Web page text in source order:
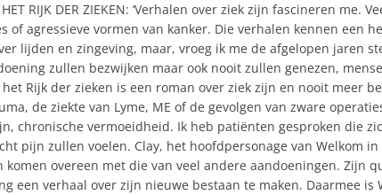
HET RIJK DER ZIEKEN: ‘Verhalen over ziek zijn fascineren
of agressieve vormen van kanker. Die verhalen kennen
lijden en zingeving, maar, vroeg ik me de afgelopen jaren
zullen bezwijken maar ook nooit zullen genezen,
Rijk der zieken is een roman over ziek zijn en nooit meer
de ziekte van Lyme, ME of de gevolgen van zware
chronische vermoeidheid. Ik heb patiënten gesproken die
pijn zullen voelen. Clay, het hoofdpersonage van Welkom
overeen met die van veel andere aandoeningen. Zijn
een verhaal over zijn nieuwe bestaan te maken. Daarmee